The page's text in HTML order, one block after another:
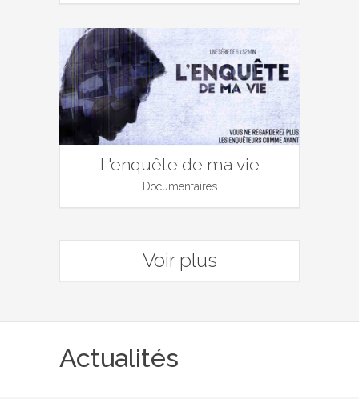
L'enquête de ma vie
Documentaires
Voir plus
Actualités